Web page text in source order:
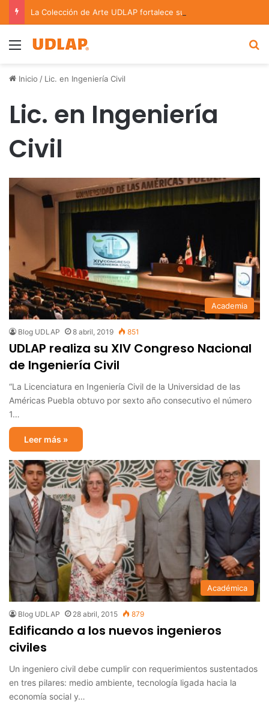
Menu
Inicio / Lic. en Ingeniería Civil
Lic. en Ingeniería
Civil
Academia
Blog UDLAP 8 abril, 2019 851
UDLAP realiza su XIV Congreso Nacional
de Ingeniería Civil
“La Licenciatura en Ingeniería Civil de la Universidad de las
Américas Puebla obtuvo por sexto año consecutivo el número
1…
Leer más »
Académica
Blog UDLAP 28 abril, 2015 879
Edificando a los nuevos ingenieros
civiles
Un ingeniero civil debe cumplir con requerimientos sustentados
en tres pilares: medio ambiente, tecnología ligada hacia la
economía social y…